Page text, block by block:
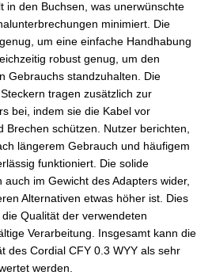
in den Buchsen, was unerwünschte
minimiert. Die
um eine einfache Handhabung
robust genug, um den
Gebrauchs standzuhalten. Die
tragen zusätzlich zur
bei, indem sie die Kabel vor
Brechen schützen. Nutzer berichten,
längerem Gebrauch und häufigem
funktioniert. Die solide
im Gewicht des Adapters wider,
Alternativen etwas höher ist. Dies
Qualität der verwendeten
Verarbeitung. Insgesamt kann die
des Cordial CFY 0.3 WYY als sehr
werden.